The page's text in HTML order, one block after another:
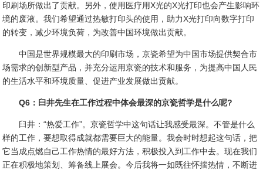
印刷场所做出了贡献。另外，使用医疗用X光的X光打印也会产生影响环
境的废液。我们希望通过热敏打印头的使用，助力X光打印向数字打印
的转变，减少环境负荷，为改善中国环境做出贡献。
中国是世界规模最大的印刷市场，京瓷希望为中国市场提供契合市
场需求的创新型产品，并充分运用京瓷的技术和服务，为提高中国人民
的生活水平和环境质量、促进产业发展做出贡献。
Q6：臼井先生在工作过程中体会最深的京瓷哲学是什么呢?
臼井：“热爱工作”。京瓷哲学中这句话让我感受最深。不管是什么
样的工作，要想取得成就都需要巨大的能量。我会时时想起这句话，把
它当成点燃自己工作热情的最好方法，积极投入到工作中去。现在我们
正在积极地策划、筹备线上展会。今后我将一如既往怀揣热情，不断进